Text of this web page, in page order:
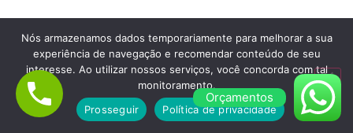
Lavagem de Colchão à Seco em
Americanópolis
Orçamentos
Nós armazenamos dados temporariamente para melhorar a sua
experiência de navegação e recomendar conteúdo de seu
interesse. Ao utilizar nossos serviços, você concorda com tal
monitoramento.
Prosseguir
Política de privacidade